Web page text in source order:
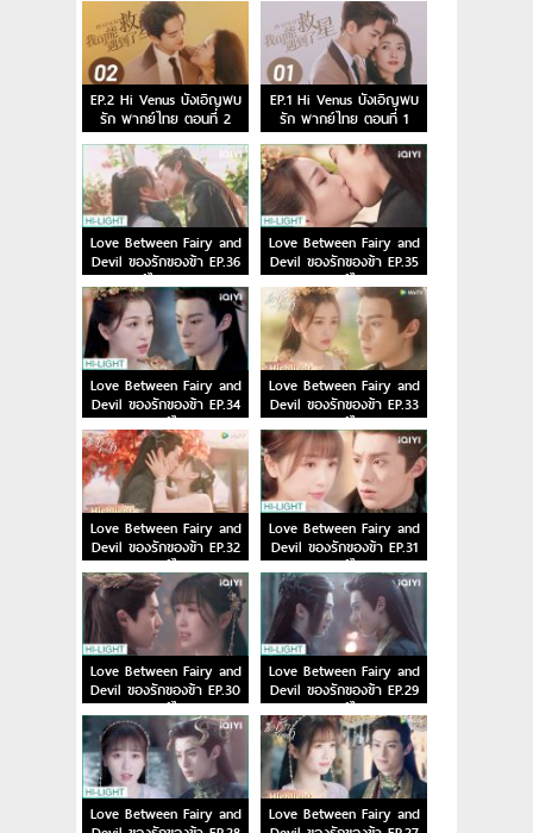
EP.2 Hi Venus บังเอิญพบ
รัก พากย์ไทย ตอนที่ 2
EP.1 Hi Venus บังเอิญพบ
รัก พากย์ไทย ตอนที่ 1
Love Between Fairy and
Devil ของรักของข้า EP.36
พากย์ไทย ตอนจบ
Love Between Fairy and
Devil ของรักของข้า EP.35
พากย์ไทย
Love Between Fairy and
Devil ของรักของข้า EP.34
พากย์ไทย
Love Between Fairy and
Devil ของรักของข้า EP.33
พากย์ไทย
Love Between Fairy and
Devil ของรักของข้า EP.32
พากย์ไทย
Love Between Fairy and
Devil ของรักของข้า EP.31
พากย์ไทย
Love Between Fairy and
Devil ของรักของข้า EP.30
พากย์ไทย
Love Between Fairy and
Devil ของรักของข้า EP.29
พากย์ไทย
Love Between Fairy and
Love Between Fairy and